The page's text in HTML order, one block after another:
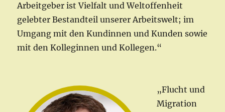
Arbeitgeber ist Vielfalt und Weltoffenheit
gelebter Bestandteil unserer Arbeitswelt; im
Umgang mit den Kundinnen und Kunden sowie
mit den Kolleginnen und Kollegen.“
„Flucht und
Migration